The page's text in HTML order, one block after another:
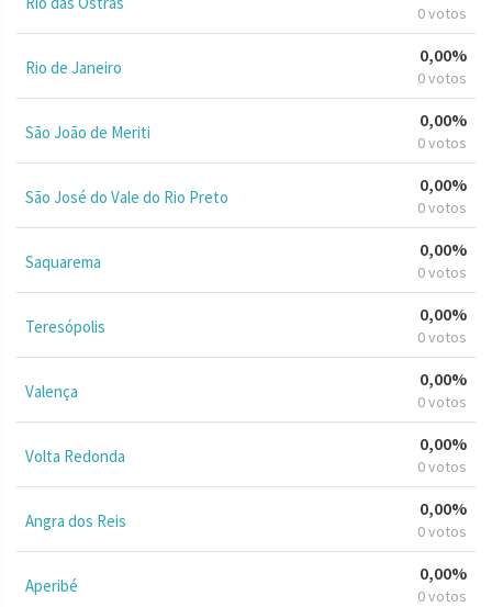
0 votos
Rio de Janeiro
0,00%
0 votos
São João de Meriti
0,00%
0 votos
São José do Vale do Rio Preto
0,00%
0 votos
Saquarema
0,00%
0 votos
Teresópolis
0,00%
0 votos
Valença
0,00%
0 votos
Volta Redonda
0,00%
0 votos
Angra dos Reis
0,00%
0 votos
Aperibé
0,00%
0 votos